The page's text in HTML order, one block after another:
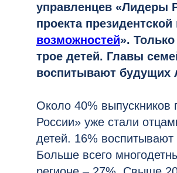
управленцев «Лидеры
проекта
возможностей».
трое детей. Главы
воспитывают будущих
Около 40% выпускников
России» уже стали
детей. 16%
Больше всего